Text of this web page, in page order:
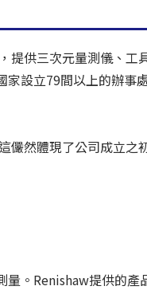
供三次元量測儀、工
設立79間以上的辦事
然體現了公司成立之
。Renishaw提供的產